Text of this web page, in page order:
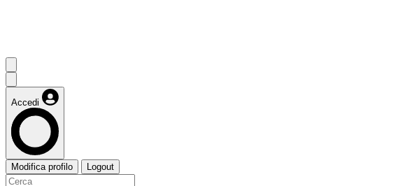
Accedi
Modifica profilo Logout